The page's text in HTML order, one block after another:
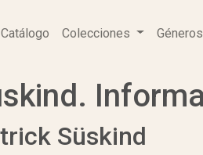
Catálogo Colecciones Géneros
Süskind